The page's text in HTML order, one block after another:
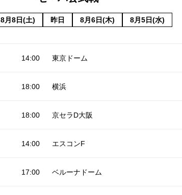
8月8日(土) 昨日 8月6日(木) 8月5日(水)
14:00 東京ドーム
18:00 横浜
18:00 京セラD大阪
14:00 エスコンF
17:00 ベルーナドーム